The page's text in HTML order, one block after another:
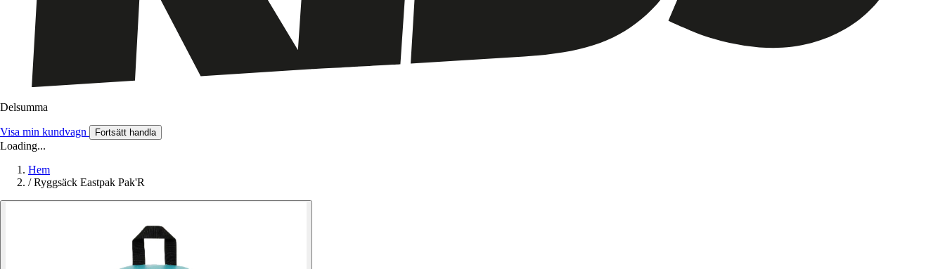
Delsumma
Visa min kundvagn Fortsätt handla
Loading...
Hem
/ Ryggsäck Eastpak Pak'R